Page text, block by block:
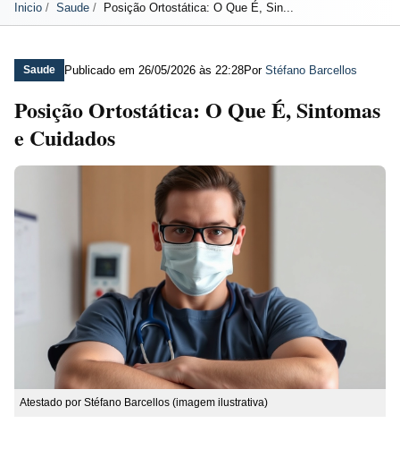
Inicio Saude Posição Ortostática: O Que É, Sin...
Saude Publicado em 26/05/2026 às 22:28Por Stéfano Barcellos
Posição Ortostática: O Que É, Sintomas
e Cuidados
Atestado por Stéfano Barcellos (imagem ilustrativa)